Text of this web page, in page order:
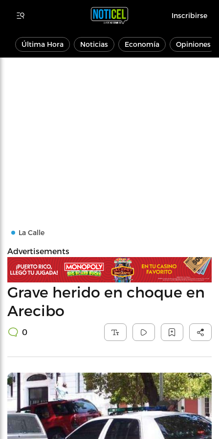
Inscribirse
Última Hora Noticias Economía Opiniones
La Calle
Advertisements
Grave herido en choque en
Arecibo
0